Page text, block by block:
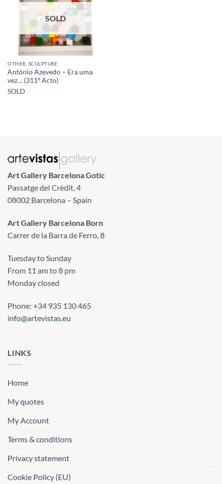
SOLD
OTHER, SCULPTURE
António Azevedo – Era uma
vez… (311º Acto)
SOLD
Art Gallery Barcelona Gotic
Passatge del Crèdit, 4
08002 Barcelona – Spain
Art Gallery Barcelona Born
Carrer de la Barra de Ferro, 8
Tuesday to Sunday
From 11 am to 8 pm
Monday closed
Phone: +34 935 130 465
info@artevistas.eu
LINKS
Home
My quotes
My Account
Terms & conditions
Privacy statement
Cookie Policy (EU)